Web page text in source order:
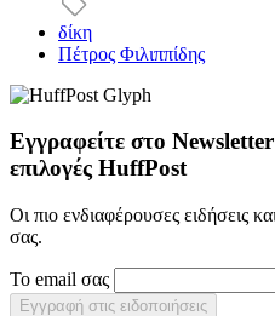
δίκη
Πέτρος Φιλιππίδης
Εγγραφείτε στο
επιλογές HuffPost
Οι πιο ενδιαφέρουσες ειδήσεις
σας.
Το email σας
Εγγραφή στις ειδοποιήσεις